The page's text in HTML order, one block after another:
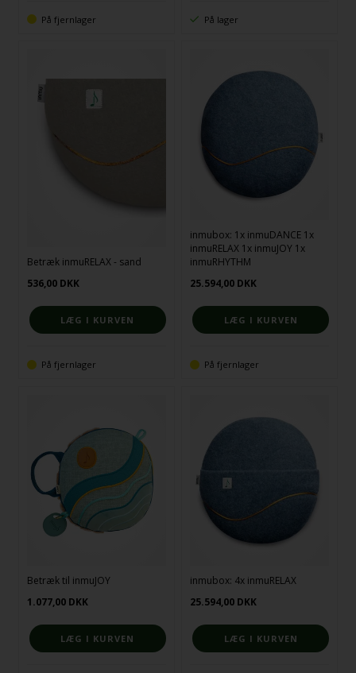
På fjernlager På lager
Betræk inmuRELAX - sand
536,00 DKK
På fjernlager
inmubox: 1x inmuDANCE 1x
inmuRELAX 1x inmuJOY 1x
inmuRHYTHM
25.594,00 DKK
På fjernlager
Betræk til inmuJOY
1.077,00 DKK
inmubox: 4x inmuRELAX
25.594,00 DKK